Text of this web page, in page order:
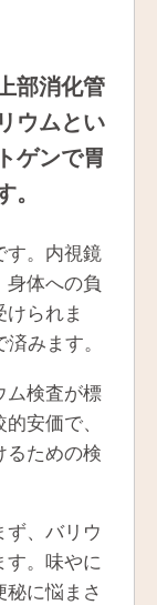
部消化管
ウムとい
ゲンで胃
。
す。内視鏡
身体への負
られま
みます。
ム検査が標
安価で、
るための検
ず、バリウ
す。味やに
に悩まさ